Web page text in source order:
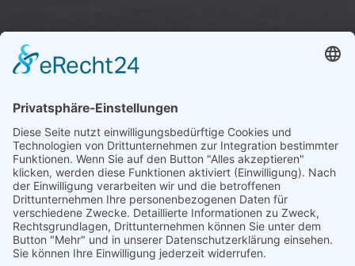
Trete uns ganz einfach bei ...
Wir freuen uns auf dich – Dein Tennisverein
Ergenzingen